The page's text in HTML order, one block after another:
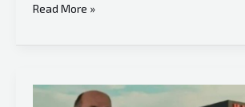
Biciklima
iz
do
Read More »